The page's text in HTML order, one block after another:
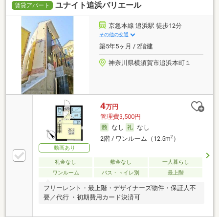
賃貸アパート ユナイト追浜バリエール
京急本線 追浜駅 徒歩12分
その他の交通
築5年5ヶ月 / 2階建
神奈川県横須賀市追浜本町１
動画あり
4万円
管理費3,500円
なし
なし
2階 / ワンルーム（12.5m2）
礼金なし 敷金なし
一人暮らし
ワンルーム
バス・トイレ別 最上階
フリーレント・最上階・デザイナーズ物件・保証人不
要／代行 ・初期費用カード決済可